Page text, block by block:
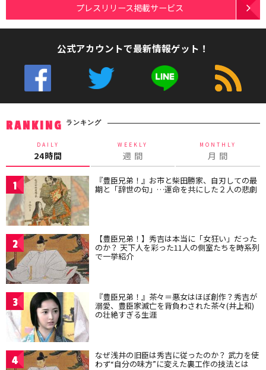
プレスリリース掲載サービス
公式アカウントで最新情報ゲット！
RANKING ランキング
DAILY
24時間
WEEKLY
週 間
MONTHLY
月 間
1 『豊臣兄弟！』お市と柴田勝家、自刃しての最
期と「辞世の句」…運命を共にした２人の悲劇
2 【豊臣兄弟！】秀吉は本当に「女狂い」だった
のか？ 天下人を彩った11人の側室たちを時系列
で一挙紹介
3 『豊臣兄弟！』茶々＝悪女はほぼ創作？秀吉が
溺愛、豊臣家滅亡を背負わされた茶々(井上和)
の壮絶すぎる生涯
4 なぜ浅井の旧臣は秀吉に従ったのか？ 武力を使
わず“自分の味方”に変えた裏工作の技法とは